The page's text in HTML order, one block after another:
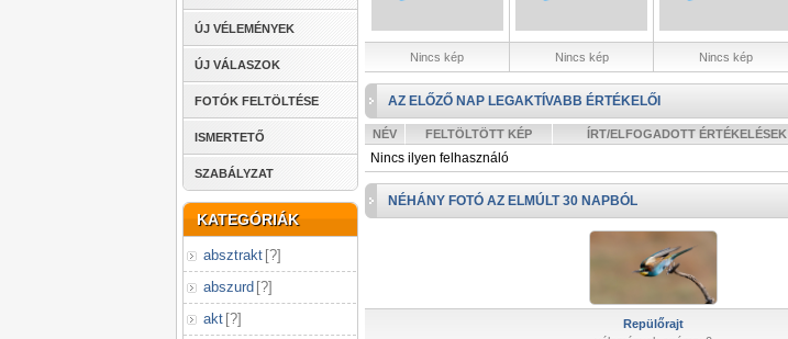
ÚJ VÉLEMÉNYEK
ÚJ VÁLASZOK
FOTÓK FELTÖLTÉSE
ISMERTETŐ
SZABÁLYZAT
KATEGÓRIÁK
absztrakt [?]
abszurd [?]
akt [?]
Nincs kép Nincs kép Nincs kép
AZ ELŐZŐ NAP LEGAKTÍVABB ÉRTÉKELŐI
NÉV FELTÖLTÖTT KÉP ÍRT/ELFOGADOTT ÉRTÉKELÉSEK
Nincs ilyen felhasználó
NÉHÁNY FOTÓ AZ ELMÚLT 30 NAPBÓL
Repülőrajt